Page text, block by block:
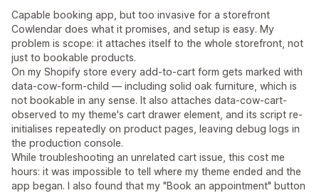
Capable booking app, but too invasive for a storefront
Cowlendar does what it promises, and setup is easy. My
problem is scope: it attaches itself to the whole storefront, not
just to bookable products.
On my Shopify store every add-to-cart form gets marked with
data-cow-form-child — including solid oak furniture, which is
not bookable in any sense. It also attaches data-cow-cart-
observed to my theme's cart drawer element, and its script re-
initialises repeatedly on product pages, leaving debug logs in
the production console.
While troubleshooting an unrelated cart issue, this cost me
hours: it was impossible to tell where my theme ended and the
app began. I also found that my "Book an appointment" button